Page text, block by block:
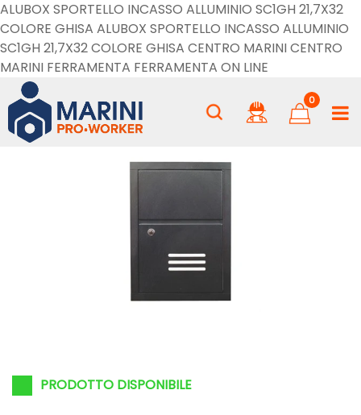
ALUBOX SPORTELLO INCASSO ALLUMINIO SC1GH 21,7X32
COLORE GHISA ALUBOX SPORTELLO INCASSO ALLUMINIO
SC1GH 21,7X32 COLORE GHISA CENTRO MARINI CENTRO
MARINI FERRAMENTA FERRAMENTA ON LINE
0
PRODOTTO DISPONIBILE